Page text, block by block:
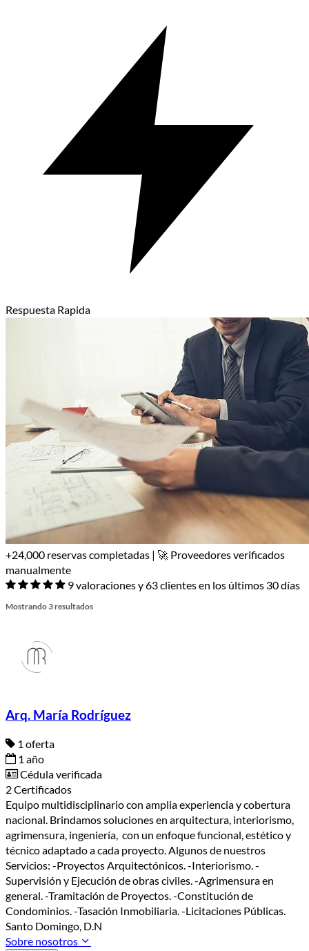
Respuesta Rapida
+24,000 reservas completadas | 🚀 Proveedores verificados
manualmente
9 valoraciones y 63 clientes en los últimos 30 días
Mostrando 3 resultados
Arq. María Rodríguez
1 oferta
1 año
Cédula verificada
2 Certificados
Equipo multidisciplinario con amplia experiencia y cobertura
nacional. Brindamos soluciones en arquitectura, interiorismo,
agrimensura, ingeniería, con un enfoque funcional, estético y
técnico adaptado a cada proyecto. Algunos de nuestros
Servicios: -Proyectos Arquitectónicos. -Interiorismo. -
Supervisión y Ejecución de obras civiles. -Agrimensura en
general. -Tramitación de Proyectos. -Constitución de
Condominios. -Tasación Inmobiliaria. -Licitaciones Públicas.
Santo Domingo, D.N
Sobre nosotros